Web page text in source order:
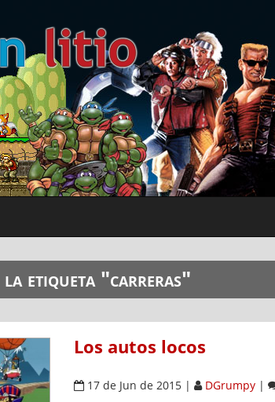
etiqueta "carreras"
Los autos locos
17 de Jun de 2015| DGrumpy|